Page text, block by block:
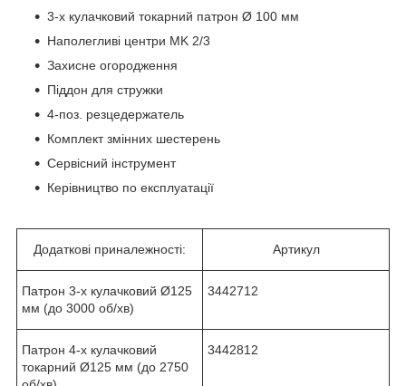
3-х кулачковий токарний патрон Ø 100 мм
Наполегливі центри MK 2/3
Захисне огородження
Піддон для стружки
4-поз. резцедержатель
Комплект змінних шестерень
Сервісний інструмент
Керівництво по експлуатації
Додаткові приналежності: Артикул
Патрон 3-х кулачковий Ø125
мм (до 3000 об/хв)
3442712
Патрон 4-х кулачковий
токарний Ø125 мм (до 2750
3442812